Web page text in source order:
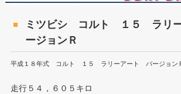
ミツビシ コルト １５ ラリ
ージョンＲ
平成１８年式 コルト １５ ラリーアート バージョン
走行５４，６０５キロ